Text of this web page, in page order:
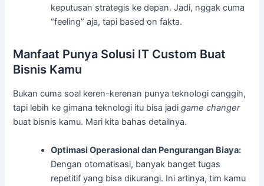
keputusan strategis ke depan. Jadi, nggak cuma
“feeling” aja, tapi based on fakta.
Manfaat Punya Solusi IT Custom Buat
Bisnis Kamu
Bukan cuma soal keren-kerenan punya teknologi canggih,
tapi lebih ke gimana teknologi itu bisa jadigame changer
buat bisnis kamu. Mari kita bahas detailnya.
Optimasi Operasional dan Pengurangan Biaya:
Dengan otomatisasi, banyak banget tugas
repetitif yang bisa dikurangi. Ini artinya, tim kamu